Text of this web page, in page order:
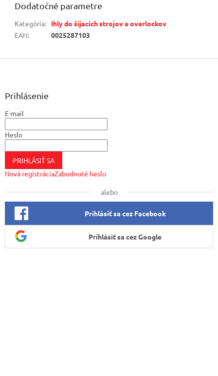
Dodatočné parametre
Kategória:
Ihly do šijacích strojov a overlockov
EAN: 0025287103
Prihlásenie
E-mail
Heslo
PRIHLÁSIŤ SA
Nová registráciaZabudnuté heslo
alebo
Prihlásiť sa cez Facebook
Prihlásiť sa cez Google